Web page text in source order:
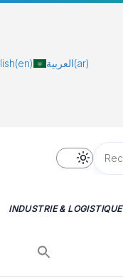
(en) العربية(ar)
INDUSTRIE & LOGISTIQUE